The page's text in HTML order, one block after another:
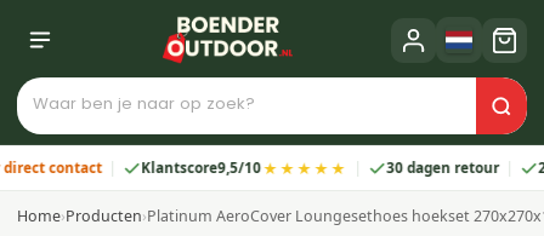
contact Klantscore9,5/10★★★★★ 30 dagen retour 2
Home›Producten›Platinum AeroCover Loungesethoes hoekset